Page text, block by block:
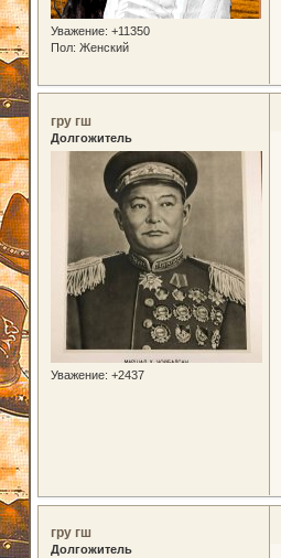
Уважение: +11350
Пол: Женский
гру гш
Долгожитель
Уважение: +2437
гру гш
Долгожитель